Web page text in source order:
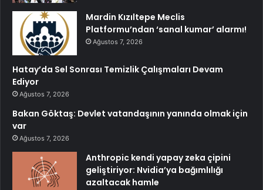
Mardin Kızıltepe Meclis
Platformu’ndan ‘sanal kumar’ alarmı!
Ağustos 7, 2026
Hatay’da Sel Sonrası Temizlik Çalışmaları Devam
Ediyor
Ağustos 7, 2026
Bakan Göktaş: Devlet vatandaşının yanında olmak için
var
Ağustos 7, 2026
Anthropic kendi yapay zeka çipini
geliştiriyor: Nvidia’ya bağımlılığı
azaltacak hamle